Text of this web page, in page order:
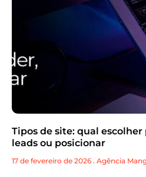
Tipos de site: qual
leads ou posicionar
17 de fevereiro de 2026 . Agência